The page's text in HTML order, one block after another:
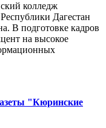
колледж
Дагестан
В подготовке кадров
на высокое
"Кюринские